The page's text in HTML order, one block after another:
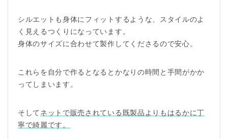
シルエットも身体にフィットするような、スタイルのよ
く見えるつくりになっています。
身体のサイズに合わせて製作してくださるので安心。
これらを自分で作るとなるとかなりの時間と手間がかか
ってしまいます。
そして ネットで販売されている既製品よりもはるかに丁
寧で綺麗です。